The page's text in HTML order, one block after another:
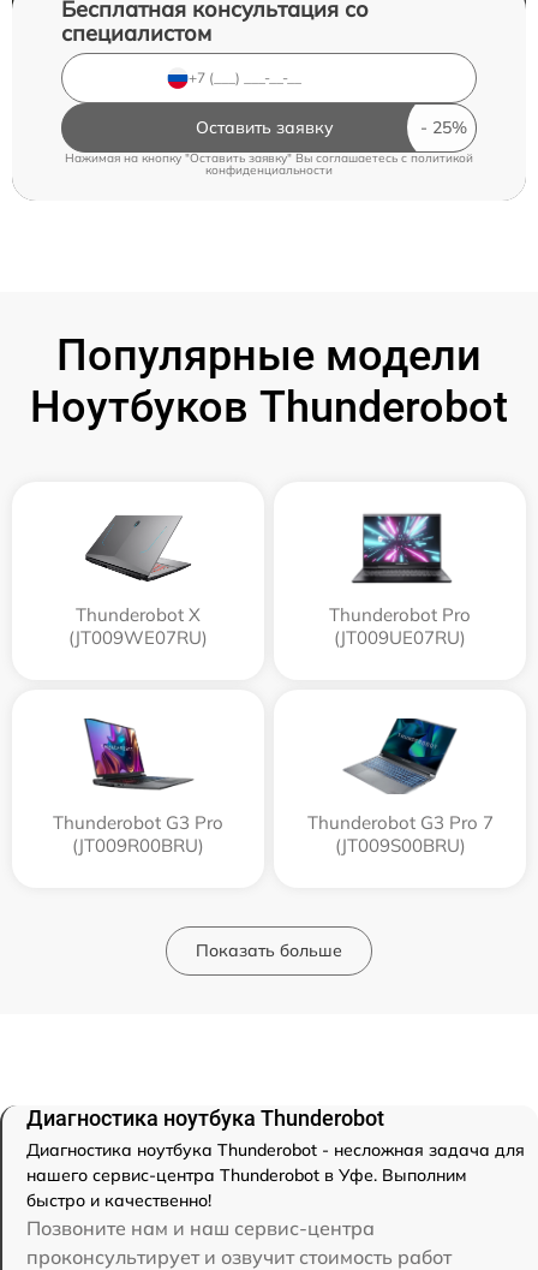
Бесплатная консультация со
специалистом
Оставить заявку
Нажимая на кнопку "Оставить заявку" Вы соглашаетесь cполитикой
конфиденциальности
Популярные модели
Ноутбуков Thunderobot
Thunderobot X
(JT009WE07RU)
Thunderobot Pro
(JT009UE07RU)
Thunderobot G3 Pro
(JT009R00BRU)
Thunderobot G3 Pro 7
(JT009S00BRU)
Показать больше
Диагностика ноутбука Thunderobot
Диагностика ноутбука Thunderobot - несложная задача для
нашего сервис-центра Thunderobot в Уфе. Выполним
быстро и качественно!
Позвоните нам и наш сервис-центра
проконсультирует и озвучит стоимость работ